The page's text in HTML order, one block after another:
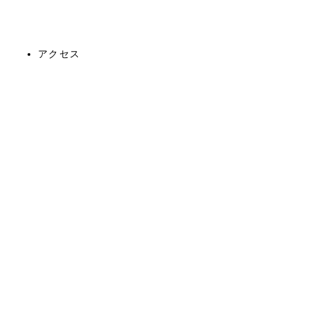
アクセス